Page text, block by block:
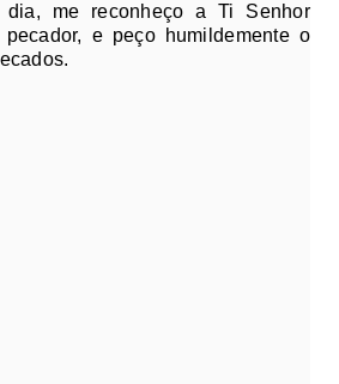
dia, me reconheço a Ti Senhor
e peço humildemente o